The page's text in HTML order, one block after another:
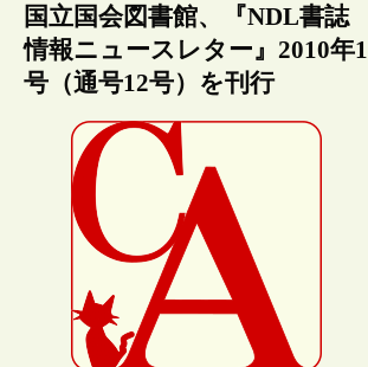
国立国会図書館、『NDL書誌
情報ニュースレター』2010年1
号（通号12号）を刊行